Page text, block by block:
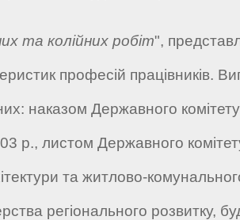
та колійних робіт",
професій працівників.
наказом Державного
р., листом Державного
та житлово-
регіонального розвитку,